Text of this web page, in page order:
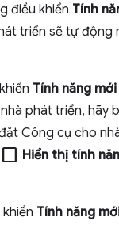
điều khiển Tính
triển sẽ tự động
Tính năng mới
phát triển, hãy
Công cụ cho
check_box_outline_blank Hiển thị tính
Tính năng